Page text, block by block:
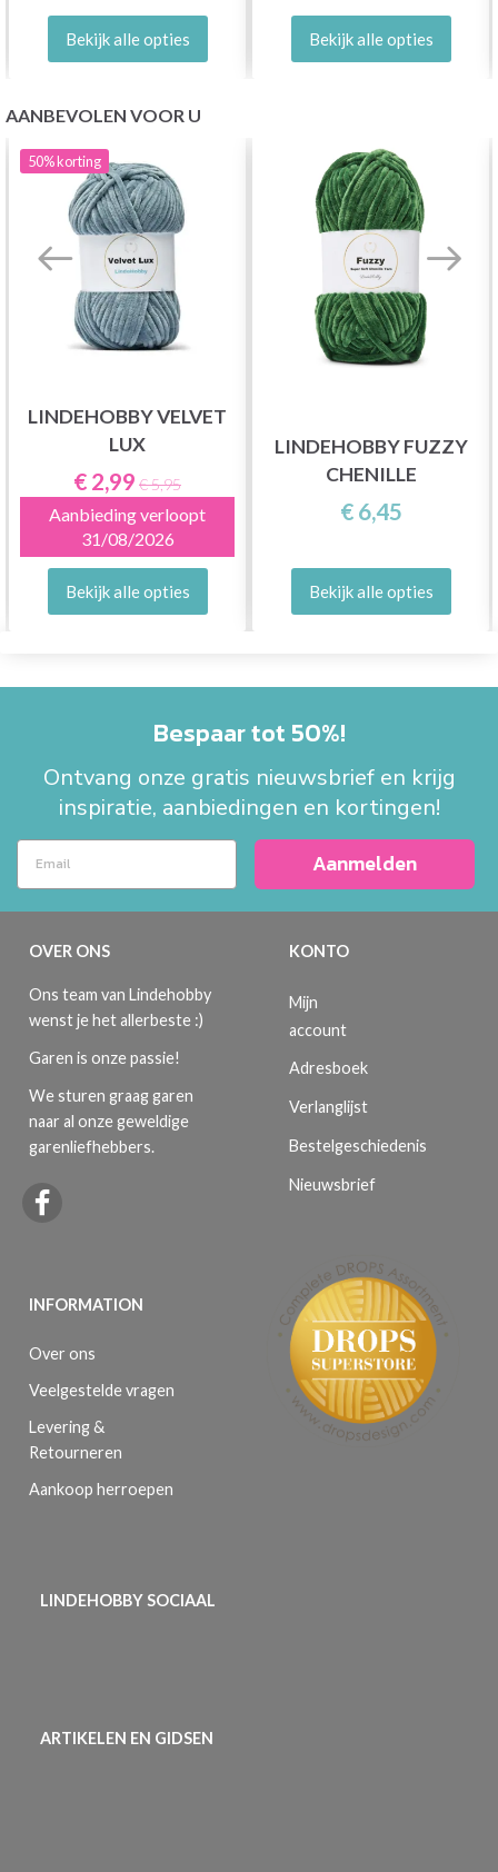
Bekijk alle opties Bekijk alle opties
AANBEVOLEN VOOR U
50%korting
LINDEHOBBY VELVET
LUX
€ 2,99 € 5,95
Aanbieding verloopt
31/08/2026
Bekijk alle opties
LINDEHOBBY FUZZY
CHENILLE
€ 6,45
Bekijk alle opties
Bespaar tot 50%!
Ontvang onze gratis nieuwsbrief en krijg
inspiratie, aanbiedingen en kortingen!
Aanmelden
OVER ONS
Ons team van Lindehobby
wenst je het allerbeste :)
Garen is onze passie!
We sturen graag garen
naar al onze geweldige
garenliefhebbers.
INFORMATION
Over ons
Veelgestelde vragen
Levering &
Retourneren
Aankoop herroepen
KONTO
Mijn
account
Adresboek
Verlanglijst
Bestelgeschiedenis
Nieuwsbrief
LINDEHOBBY SOCIAAL
ARTIKELEN EN GIDSEN